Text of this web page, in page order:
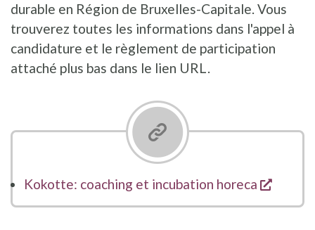
durable en Région de Bruxelles-Capitale. Vous
trouverez toutes les informations dans l'appel à
candidature et le règlement de participation
attaché plus bas dans le lien URL.
Kokotte: coaching et incubation horeca